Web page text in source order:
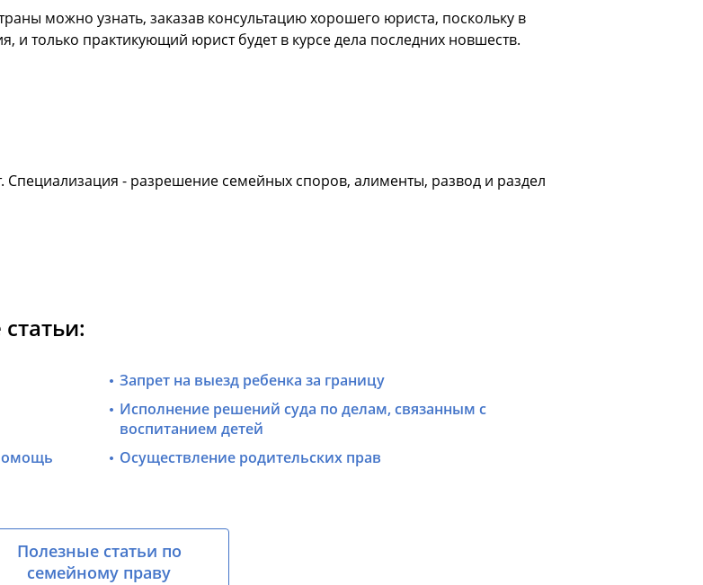
можно узнать, заказав консультацию хорошего юриста, поскольку в
и только практикующий юрист будет в курсе дела последних новшеств.
- разрешение семейных споров, алименты, развод и раздел
Запрет на выезд ребенка за границу
Исполнение решений суда по делам, связанным с
воспитанием детей
Осуществление родительских прав
Полезные статьи по
семейному праву